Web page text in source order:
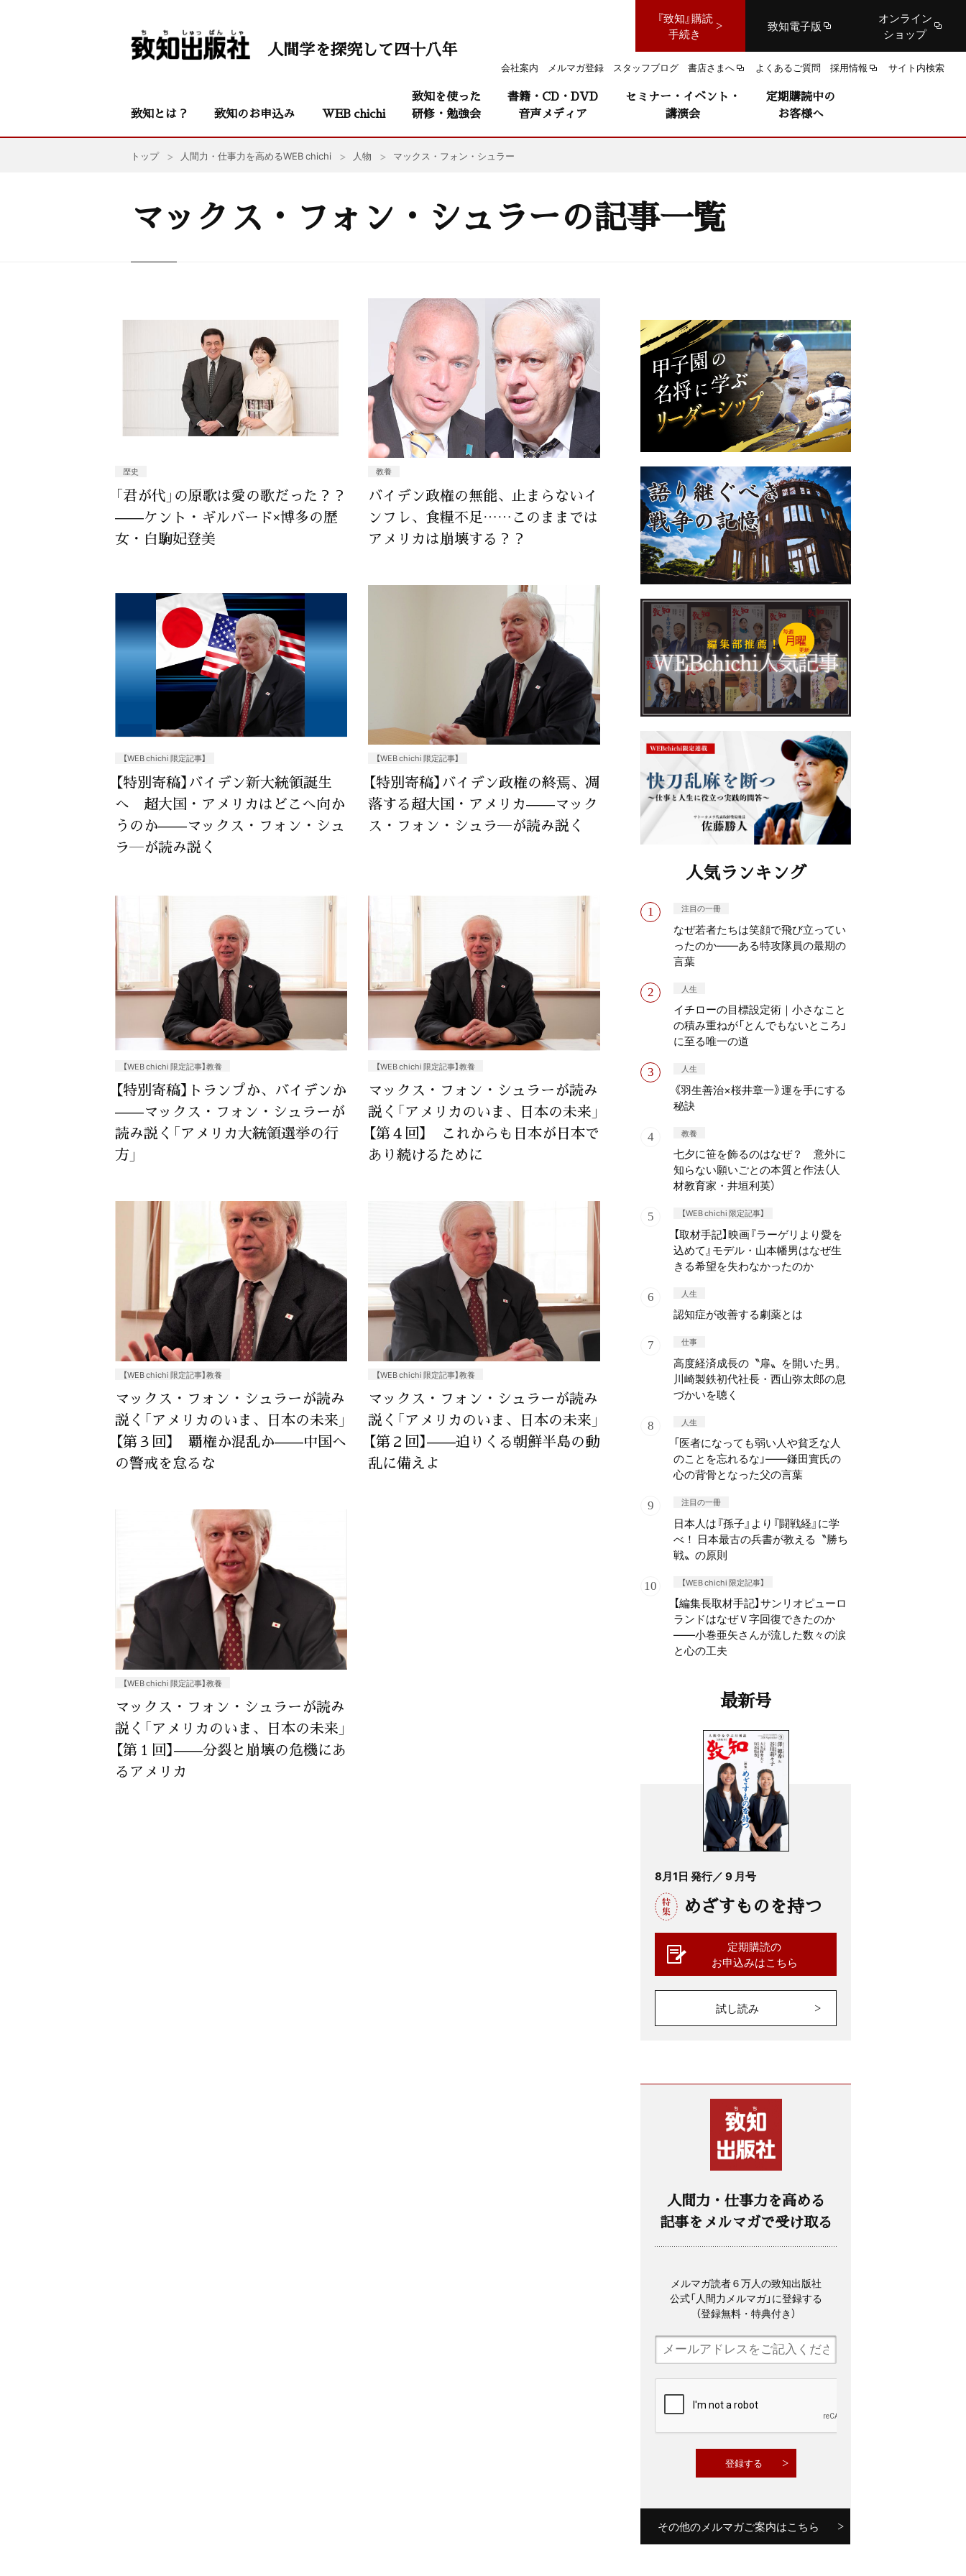
『致知』購読
手続き
致知電子版
オンライン
ショップ
会社案内 メルマガ登録 スタッフブログ 書店さまへ よくあるご質問 採用情報 サイト内検索
人間学を探究して四十八年
致知とは？ 致知のお申込み WEB chichi
致知を使った
研修・勉強会
書籍・CD・DVD
音声メディア
セミナー・イベント・
講演会
定期購読中の
お客様へ
トップ 人間力・仕事力を高めるWEB chichi 人物 マックス・フォン・シュラー
マックス・フォン・シュラーの記事一覧
歴史
「君が代」の原歌は愛の歌だった？？
——ケント・ギルバード×博多の歴
女・白駒妃登美
教養
バイデン政権の無能、止まらないイ
ンフレ、食糧不足……このままでは
アメリカは崩壊する？？
【WEB chichi 限定記事】
【特別寄稿】バイデン新大統領誕生
へ 超大国・アメリカはどこへ向か
うのか——マックス・フォン・シュ
ラ―が読み説く
【WEB chichi 限定記事】
【特別寄稿】バイデン政権の終焉、凋
落する超大国・アメリカ——マック
ス・フォン・シュラ―が読み説く
【WEB chichi 限定記事】教養
【特別寄稿】トランプか、バイデンか
——マックス・フォン・シュラーが
読み説く「アメリカ大統領選挙の行
方」
【WEB chichi 限定記事】教養
マックス・フォン・シュラーが読み
説く「アメリカのいま、日本の未来」
【第４回】 これからも日本が日本で
あり続けるために
【WEB chichi 限定記事】教養
マックス・フォン・シュラーが読み
説く「アメリカのいま、日本の未来」
【第３回】 覇権か混乱か——中国へ
の警戒を怠るな
【WEB chichi 限定記事】教養
マックス・フォン・シュラーが読み
説く「アメリカのいま、日本の未来」
【第２回】——迫りくる朝鮮半島の動
乱に備えよ
【WEB chichi 限定記事】教養
マックス・フォン・シュラーが読み
説く「アメリカのいま、日本の未来」
【第１回】——分裂と崩壊の危機にあ
るアメリカ
人気ランキング
注目の一冊
なぜ若者たちは笑顔で飛び立ってい
ったのか——ある特攻隊員の最期の
言葉
人生
イチローの目標設定術｜小さなこと
の積み重ねが「とんでもないところ」
に至る唯一の道
人生
《羽生善治×桜井章一》運を手にする
秘訣
教養
七夕に笹を飾るのはなぜ？ 意外に
知らない願いごとの本質と作法（人
材教育家・井垣利英）
【WEB chichi 限定記事】
【取材手記】映画『ラーゲリより愛を
込めて』モデル・山本幡男はなぜ生
きる希望を失わなかったのか
人生
認知症が改善する劇薬とは
仕事
高度経済成長の〝扉〟を開いた男。
川崎製鉄初代社長・西山弥太郎の息
づかいを聴く
人生
「医者になっても弱い人や貧乏な人
のことを忘れるな」——鎌田實氏の
心の背骨となった父の言葉
注目の一冊
日本人は『孫子』より『闘戦経』に学
べ！ 日本最古の兵書が教える〝勝ち
戦〟の原則
【WEB chichi 限定記事】
【編集長取材手記】サンリオピューロ
ランドはなぜＶ字回復できたのか
——小巻亜矢さんが流した数々の涙
と心の工夫
最新号
8月1日 発行／ 9 月号
めざすものを持つ
定期購読の
お申込みはこちら
試し読み
人間力・仕事力を高める
記事をメルマガで受け取る
メルマガ読者６万人の致知出版社
公式「人間力メルマガ」に登録する
（登録無料・特典付き）
その他のメルマガご案内はこちら